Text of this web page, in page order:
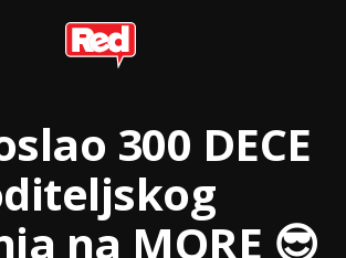
300 DECE
na MORE 😎